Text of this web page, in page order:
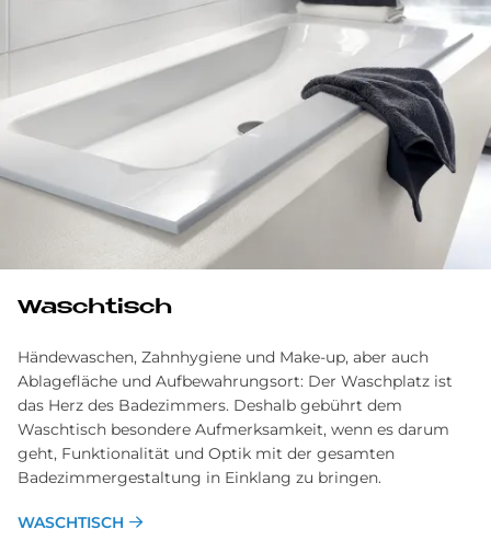
Waschtisch
Händewaschen, Zahnhygiene und Make-up, aber auch
Ablagefläche und Aufbewahrungsort: Der Waschplatz ist
das Herz des Badezimmers. Deshalb gebührt dem
Waschtisch besondere Aufmerksamkeit, wenn es darum
geht, Funktionalität und Optik mit der gesamten
Badezimmergestaltung in Einklang zu bringen.
WASCHTISCH